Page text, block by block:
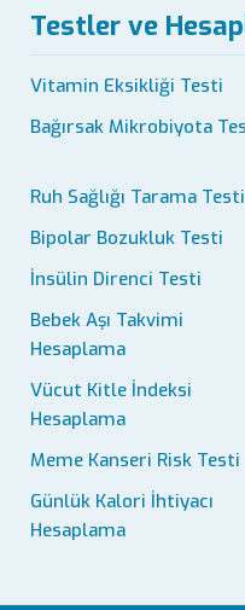
Testler ve
Vitamin Eksikliği Testi
Bağırsak Mikrobiyota
Ruh Sağlığı Tarama Testi
Bipolar Bozukluk Testi
İnsülin Direnci Testi
Bebek Aşı Takvimi
Hesaplama
Vücut Kitle İndeksi
Hesaplama
Meme Kanseri Risk Testi
Günlük Kalori İhtiyacı
Hesaplama